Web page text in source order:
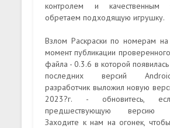
контролем и
обретаем подходящую игрушку.
Взлом Раскраски по номерам
момент публикации
файла - 0.3.6 в которой
последних версий
разработчик выложил новую
2023?г. - обновитесь,
предшествующую версию
Заходите к нам на огонек,